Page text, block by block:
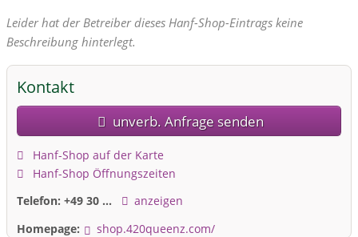
Leider hat der Betreiber dieses Hanf-Shop-Eintrags keine
Beschreibung hinterlegt.
Kontakt
unverb. Anfrage senden
Hanf-Shop auf der Karte
Hanf-Shop Öffnungszeiten
Telefon: +49 30 ...
anzeigen
Homepage:
shop.420queenz.com/